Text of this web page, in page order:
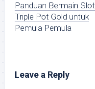
Panduan Bermain Slot
Triple Pot Gold untuk
Pemula Pemula
Leave a Reply